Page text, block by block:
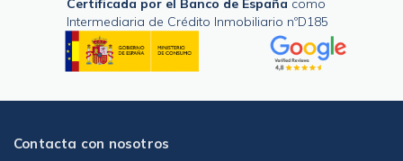
Intermediaria de Crédito Inmobiliario nºD185
Contacta con nosotros